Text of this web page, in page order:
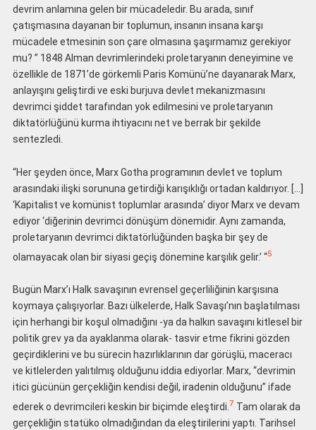
devrim anlamına gelen bir mücadeledir. Bu arada, sınıf
çatışmasına dayanan bir toplumun, insanın insana karşı
mücadele etmesinin son çare olmasına şaşırmamız gerekiyor
mu? ” 1848 Alman devrimlerindeki proletaryanın deneyimine ve
özellikle de 1871’de görkemli Paris Komünü’ne dayanarak Marx,
anlayışını geliştirdi ve eski burjuva devlet mekanizmasını
devrimci şiddet tarafından yok edilmesini ve proletaryanın
diktatörlüğünü kurma ihtiyacını net ve berrak bir şekilde
sentezledi.
“Her şeyden önce, Marx Gotha programının devlet ve toplum
arasındaki ilişki sorununa getirdiği karışıklığı ortadan kaldırıyor. […]
‘Kapitalist ve komünist toplumlar arasında’ diyor Marx ve devam
ediyor ‘diğerinin devrimci dönüşüm dönemidir. Aynı zamanda,
proletaryanın devrimci diktatörlüğünden başka bir şey de
olamayacak olan bir siyasi geçiş dönemine karşılık gelir.’ “5
Bugün Marx’ı Halk savaşının evrensel geçerliliğinin karşısına
koymaya çalışıyorlar. Bazı ülkelerde, Halk Savaşı’nın başlatılması
için herhangi bir koşul olmadığını -ya da halkın savaşını kitlesel bir
politik grev ya da ayaklanma olarak- tasvir etme fikrini gözden
geçirdiklerini ve bu sürecin hazırlıklarının dar görüşlü, maceracı
ve kitlelerden yalıtılmış olduğunu iddia ediyorlar. Marx, “devrimin
itici gücünün gerçekliğin kendisi değil, iradenin olduğunu” ifade
ederek o devrimcileri keskin bir biçimde eleştirdi. 7 Tam olarak da
gerçekliğin statüko olmadığından da eleştirilerini yaptı. Tarihsel